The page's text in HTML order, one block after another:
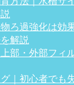
ろ過強化は効
解説
部・外部フィ
｜初心者でも